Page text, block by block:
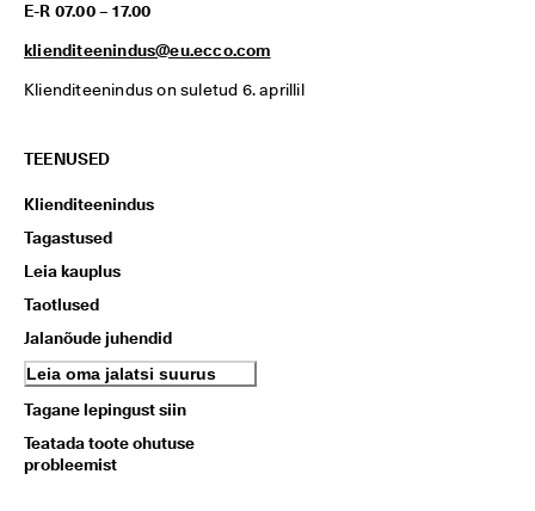
E-R 07.00 – 17.00
klienditeenindus@eu.ecco.com
Klienditeenindus on suletud 6. aprillil
TEENUSED
Klienditeenindus
Tagastused
Leia kauplus
Taotlused
Jalanõude juhendid
Leia oma jalatsi suurus
Tagane lepingust siin
Teatada toote ohutuse
probleemist